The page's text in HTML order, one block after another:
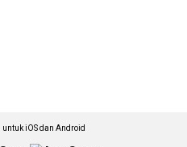
iOS dan Android